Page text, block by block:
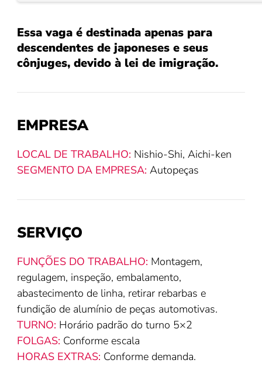
Essa vaga é destinada apenas para
descendentes de japoneses e seus
cônjuges, devido à lei de imigração.
EMPRESA
LOCAL DE TRABALHO: Nishio-Shi, Aichi-ken
SEGMENTO DA EMPRESA: Autopeças
SERVIÇO
FUNÇÕES DO TRABALHO: Montagem,
regulagem, inspeção, embalamento,
abastecimento de linha, retirar rebarbas e
fundição de alumínio de peças automotivas.
TURNO: Horário padrão do turno 5×2
FOLGAS: Conforme escala
HORAS EXTRAS: Conforme demanda.